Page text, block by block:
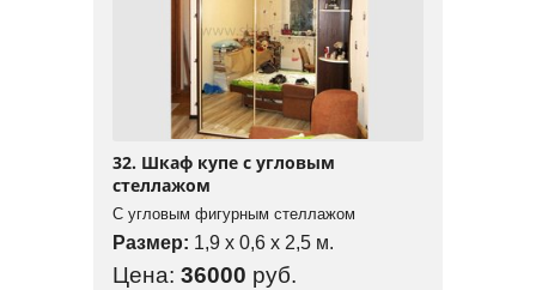
32. Шкаф купе с угловым
стеллажом
С угловым фигурным стеллажом
Размер: 1,9 x 0,6 x 2,5 м.
Цена: 36000 руб.